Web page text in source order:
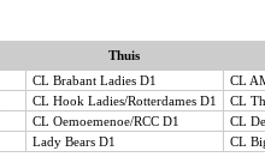
Thuis
CL Brabant Ladies D1
CL
CL Hook Ladies/Rotterdames D1
CL
CL Oemoemenoe/RCC D1
CL
Lady Bears D1 CL